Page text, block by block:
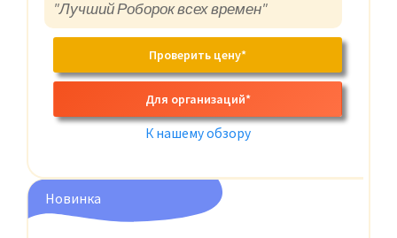
"Лучший Роборок всех времен"
Проверить цену*
Для организаций*
К нашему обзору
Новинка